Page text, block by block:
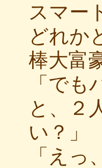
スマー
どれか
棒大富
「で
と、２
い？」
「え